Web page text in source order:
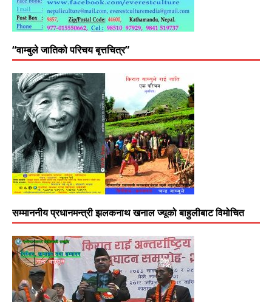
“वाम्बुले जातिको परिचय बृत्तचित्र”
सम्माननीय प्रधानमन्त्री झलकनाथ खनाल ज्यूको बाहुलीबाट विमोचित